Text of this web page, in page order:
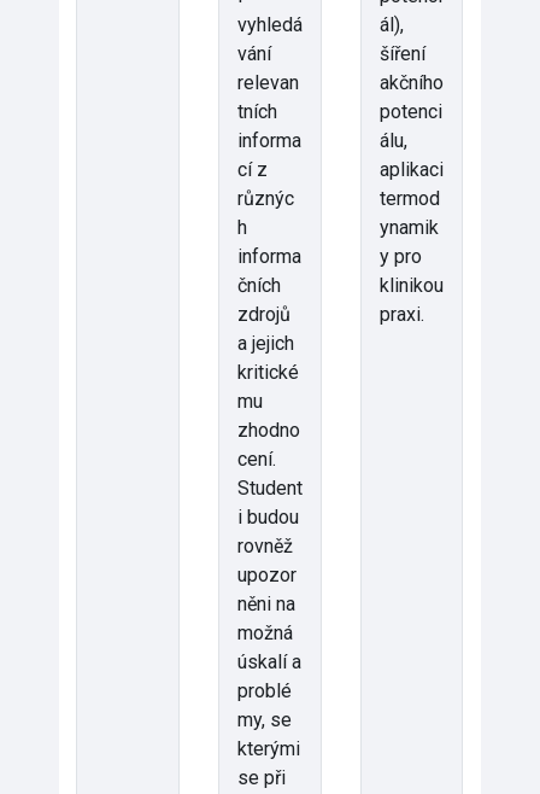
vyhledá
vání
relevan
tních
informa
cí z
různýc
h
informa
čních
zdrojů
a jejich
kritické
mu
zhodno
cení.
Student
i budou
rovněž
upozor
něni na
možná
úskalí a
problé
my, se
kterými
se při
ál),
šíření
akčního
potenci
álu,
aplikaci
termod
ynamik
y pro
klinikou
praxi.